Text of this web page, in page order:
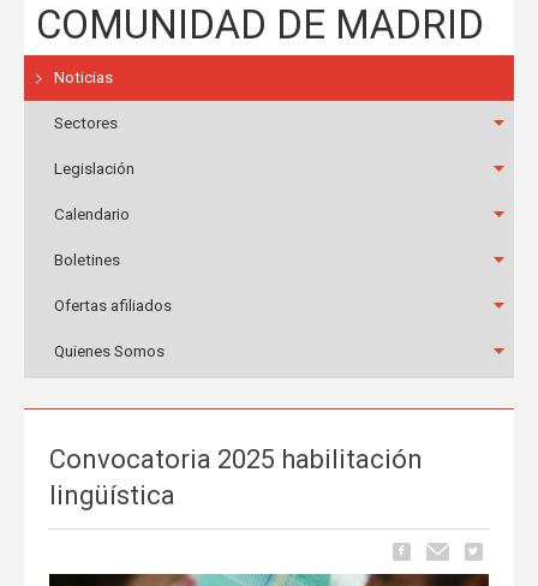
COMUNIDAD DE MADRID
Noticias
Sectores
Legislación
Calendario
Boletines
Ofertas afiliados
Quienes Somos
Convocatoria 2025 habilitación
lingüística